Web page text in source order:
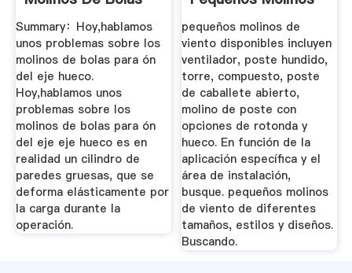
Para Cemento ...
Summary：Hoy,hablamos
unos problemas sobre los
molinos de bolas para ón
del eje hueco.
Hoy,hablamos unos
problemas sobre los
molinos de bolas para ón
del eje eje hueco es en
realidad un cilindro de
paredes gruesas, que se
deforma elásticamente por
la carga durante la
operación.
De Viento De ...
pequeños molinos de
viento disponibles incluyen
ventilador, poste hundido,
torre, compuesto, poste
de caballete abierto,
molino de poste con
opciones de rotonda y
hueco. En función de la
aplicación específica y el
área de instalación,
busque. pequeños molinos
de viento de diferentes
tamaños, estilos y diseños.
Buscando.